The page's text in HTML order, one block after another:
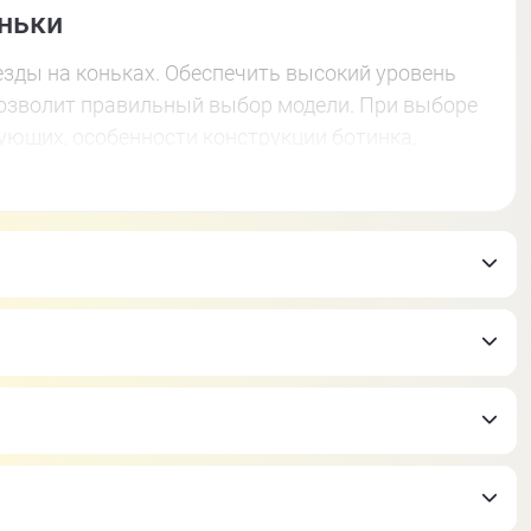
на коньках. Обеспечить высокий уровень
правильный выбор модели. При выборе
Во время интенсивного катания,